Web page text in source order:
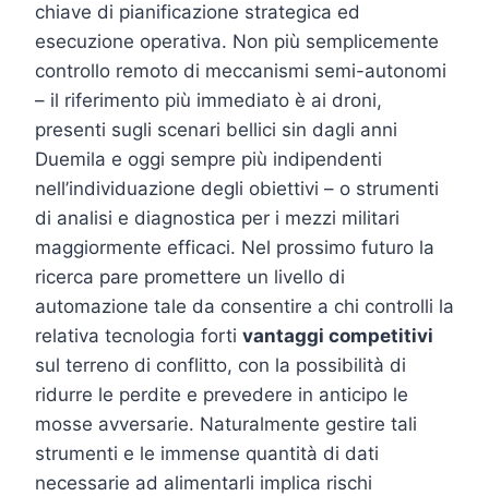
chiave di pianificazione strategica ed
esecuzione operativa. Non più semplicemente
controllo remoto di meccanismi semi-autonomi
– il riferimento più immediato è ai droni,
presenti sugli scenari bellici sin dagli anni
Duemila e oggi sempre più indipendenti
nell’individuazione degli obiettivi – o strumenti
di analisi e diagnostica per i mezzi militari
maggiormente efficaci. Nel prossimo futuro la
ricerca pare promettere un livello di
automazione tale da consentire a chi controlli la
relativa tecnologia forti vantaggi competitivi
sul terreno di conflitto, con la possibilità di
ridurre le perdite e prevedere in anticipo le
mosse avversarie. Naturalmente gestire tali
strumenti e le immense quantità di dati
necessarie ad alimentarli implica rischi